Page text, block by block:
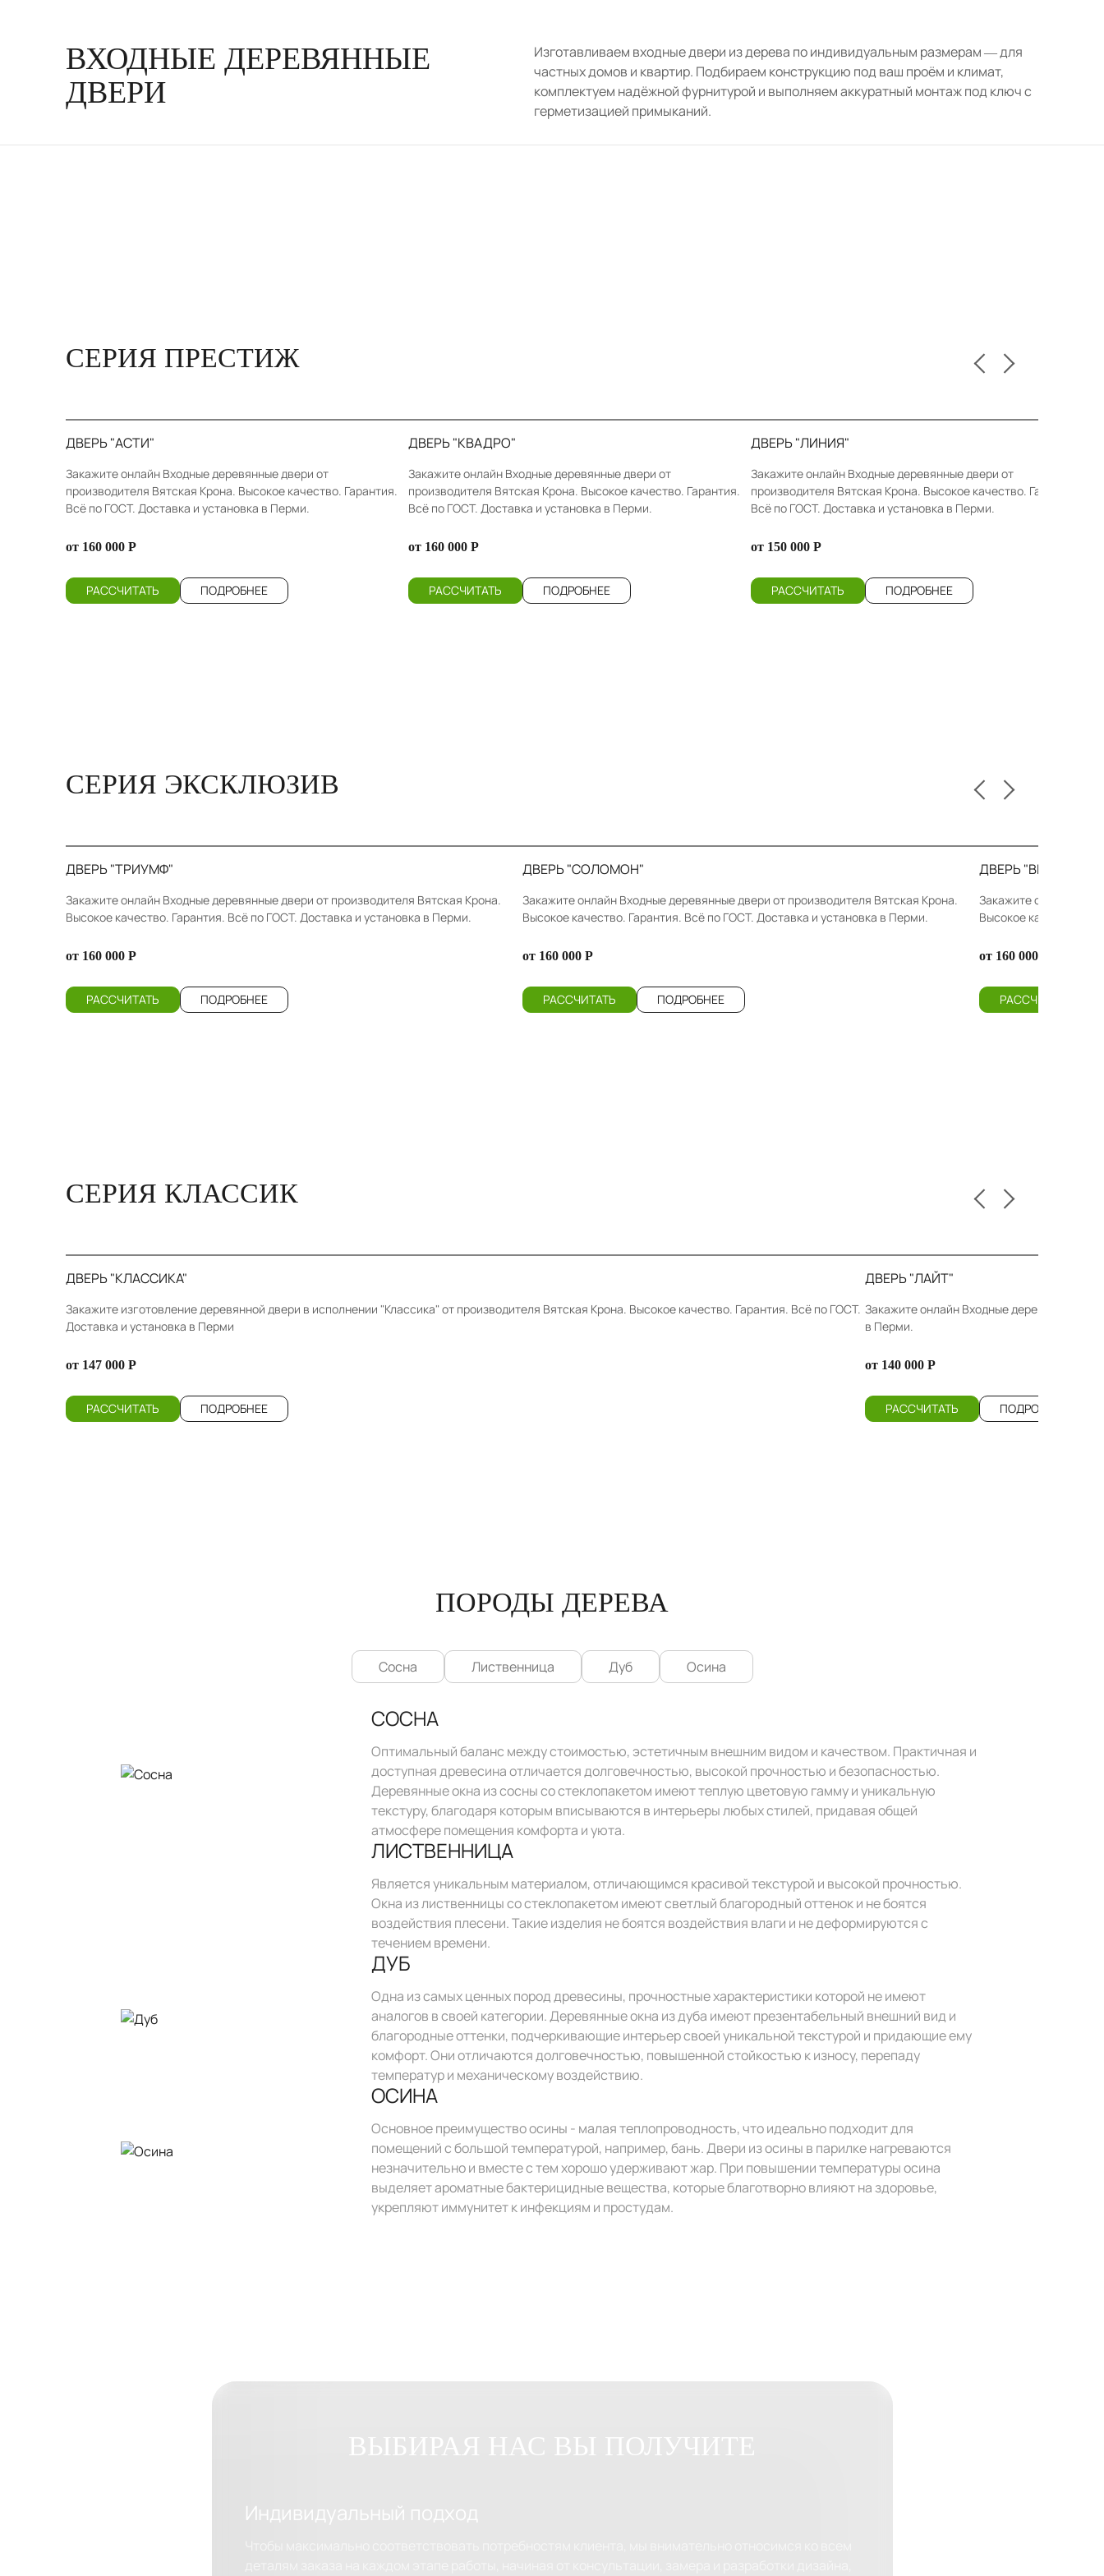
ВХОДНЫЕ ДЕРЕВЯННЫЕ
ДВЕРИ
Изготавливаем входные двери из дерева по индивидуальным размерам — для
частных домов и квартир. Подбираем конструкцию под ваш проём и климат,
комплектуем надёжной фурнитурой и выполняем аккуратный монтаж под ключ с
герметизацией примыканий.
СЕРИЯ ПРЕСТИЖ
ДВЕРЬ "АСТИ"
Закажите онлайн Входные деревянные двери от
производителя Вятская Крона. Высокое качество. Гарантия.
Всё по ГОСТ. Доставка и установка в Перми.
от 160 000 Р
РАССЧИТАТЬ ПОДРОБНЕЕ
ДВЕРЬ "КВАДРО"
Закажите онлайн Входные деревянные двери от
производителя Вятская Крона. Высокое качество. Гарантия.
Всё по ГОСТ. Доставка и установка в Перми.
от 160 000 Р
РАССЧИТАТЬ ПОДРОБНЕЕ
ДВЕРЬ "ЛИНИЯ"
Закажите онлайн Входные деревянные двери от
производителя Вятская Крона. Высокое качество. Гарантия.
Всё по ГОСТ. Доставка и установка в Перми.
от 150 000 Р
РАССЧИТАТЬ ПОДРОБНЕЕ
СЕРИЯ ЭКСКЛЮЗИВ
ДВЕРЬ "ТРИУМФ"
Закажите онлайн Входные деревянные двери от производителя Вятская Крона.
Высокое качество. Гарантия. Всё по ГОСТ. Доставка и установка в Перми.
от 160 000 Р
РАССЧИТАТЬ ПОДРОБНЕЕ
ДВЕРЬ "СОЛОМОН"
Закажите онлайн Входные деревянные двери от производителя Вятская Крона.
Высокое качество. Гарантия. Всё по ГОСТ. Доставка и установка в Перми.
от 160 000 Р
РАССЧИТАТЬ ПОДРОБНЕЕ
ДВЕРЬ "ВЕРСАЛЬ"
Закажите онлайн
Высокое качество.
от 160 000 Р
РАССЧИТАТЬ
СЕРИЯ КЛАССИК
ДВЕРЬ "КЛАССИКА"
Закажите изготовление деревянной двери в исполнении "Классика" от производителя Вятская Крона. Высокое качество. Гарантия. Всё по ГОСТ.
Доставка и установка в Перми
от 147 000 Р
РАССЧИТАТЬ ПОДРОБНЕЕ
ДВЕРЬ "ЛАЙТ"
Закажите онлайн Входные деревянные
в Перми.
от 140 000 Р
РАССЧИТАТЬ ПОДРОБНЕЕ
ПОРОДЫ ДЕРЕВА
Сосна Лиственница Дуб Осина
СОСНА
Оптимальный баланс между стоимостью, эстетичным внешним видом и качеством. Практичная и
доступная древесина отличается долговечностью, высокой прочностью и безопасностью.
Деревянные окна из сосны со стеклопакетом имеют теплую цветовую гамму и уникальную
текстуру, благодаря которым вписываются в интерьеры любых стилей, придавая общей
атмосфере помещения комфорта и уюта.
ЛИСТВЕННИЦА
Является уникальным материалом, отличающимся красивой текстурой и высокой прочностью.
Окна из лиственницы со стеклопакетом имеют светлый благородный оттенок и не боятся
воздействия плесени. Такие изделия не боятся воздействия влаги и не деформируются с
течением времени.
ДУБ
Одна из самых ценных пород древесины, прочностные характеристики которой не имеют
аналогов в своей категории. Деревянные окна из дуба имеют презентабельный внешний вид и
благородные оттенки, подчеркивающие интерьер своей уникальной текстурой и придающие ему
комфорт. Они отличаются долговечностью, повышенной стойкостью к износу, перепаду
температур и механическому воздействию.
ОСИНА
Основное преимущество осины - малая теплопроводность, что идеально подходит для
помещений с большой температурой, например, бань. Двери из осины в парилке нагреваются
незначительно и вместе с тем хорошо удерживают жар. При повышении температуры осина
выделяет ароматные бактерицидные вещества, которые благотворно влияют на здоровье,
укрепляют иммунитет к инфекциям и простудам.
ВЫБИРАЯ НАС ВЫ ПОЛУЧИТЕ
Индивидуальный подход